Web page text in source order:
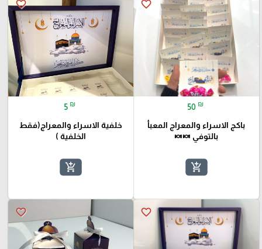
favorite_border
50 ₪
باكج الاسراء والمعراج المعبأ
بالتوفي 🍬🍬
add_shopping_cart
favorite_border
5 ₪
خلفية الاسراء والمعراج(فقط
الخلفية )
add_shopping_cart
favorite_border
favorite_border